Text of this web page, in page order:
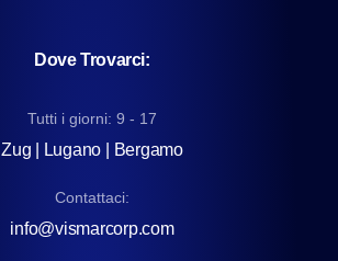
Dove Trovarci:
Tutti i giorni: 9 - 17
Zug | Lugano | Bergamo
Contattaci:
info@vismarcorp.com